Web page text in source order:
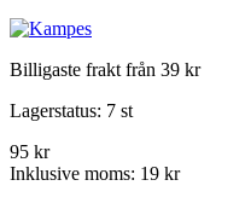
Billigaste frakt från 39 kr
Lagerstatus: 7 st
95 kr
Inklusive moms: 19 kr